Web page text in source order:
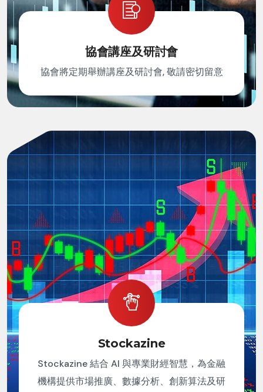
協會講座及研討會
協會將定期舉辦講座及研討會, 敬請密切留意
Stockazine
Stockazine 結合 AI 與專業財經智慧，為金融
機構提供市場推廣、數據分析、創新算法及研